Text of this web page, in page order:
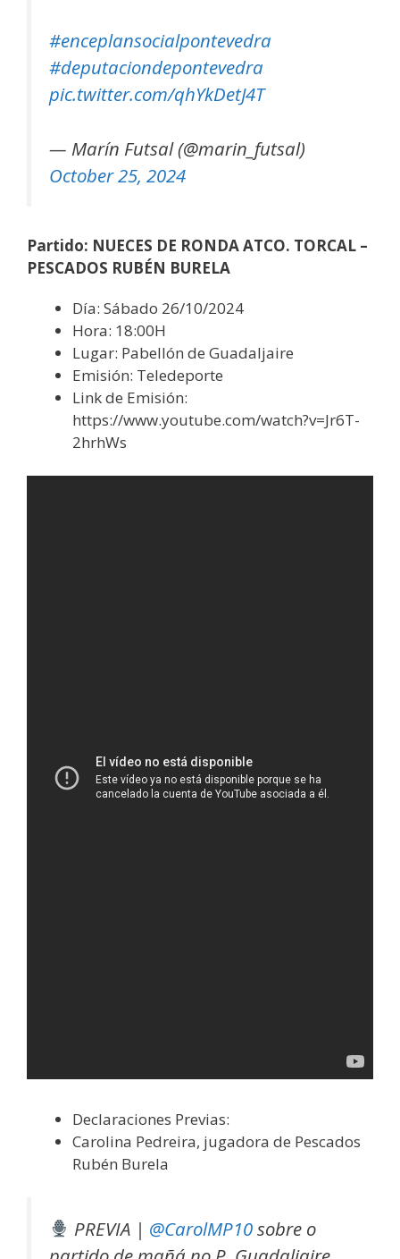
#enceplansocialpontevedra
#deputaciondepontevedra
pic.twitter.com/qhYkDetJ4T
— Marín Futsal (@marin_futsal)
October 25, 2024
Partido: NUECES DE RONDA ATCO. TORCAL –
PESCADOS RUBÉN BURELA
Día: Sábado 26/10/2024
Hora: 18:00H
Lugar: Pabellón de Guadaljaire
Emisión: Teledeporte
Link de Emisión:
https://www.youtube.com/watch?v=Jr6T-
2hrhWs
Declaraciones Previas:
Carolina Pedreira, jugadora de Pescados
Rubén Burela
PREVIA | @CarolMP10sobre o